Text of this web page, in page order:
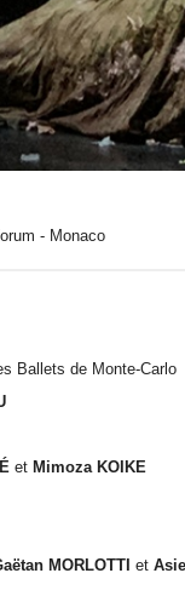
- Monaco
Ballets de Monte-Carlo
et Mimoza KOIKE
MORLOTTI et